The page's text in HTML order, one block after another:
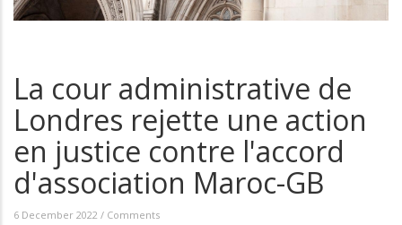
La cour administrative de
Londres rejette une action
en justice contre l'accord
d'association Maroc-GB
6 December 2022 / Comments